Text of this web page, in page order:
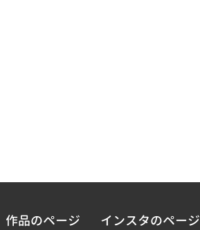
作品のページ インスタのページ